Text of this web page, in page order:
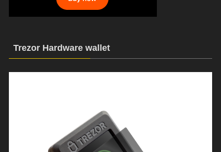
Trezor Hardware wallet